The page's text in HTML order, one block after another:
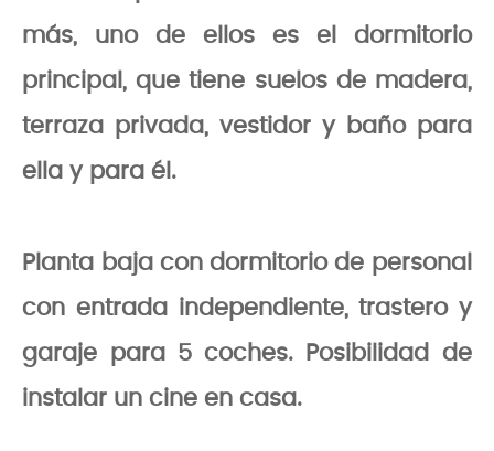
más, uno de ellos es el dormitorio
principal, que tiene suelos de madera,
terraza privada, vestidor y baño para
ella y para él.
Planta baja con dormitorio de personal
con entrada independiente, trastero y
garaje para 5 coches. Posibilidad de
instalar un cine en casa.